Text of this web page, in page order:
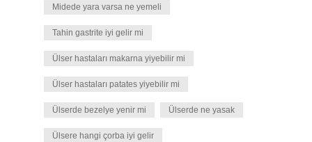
Midede yara varsa ne yemeli
Tahin gastrite iyi gelir mi
Ülser hastaları makarna yiyebilir mi
Ülser hastaları patates yiyebilir mi
Ülserde bezelye yenir mi Ülserde ne yasak
Ülsere hangi çorba iyi gelir